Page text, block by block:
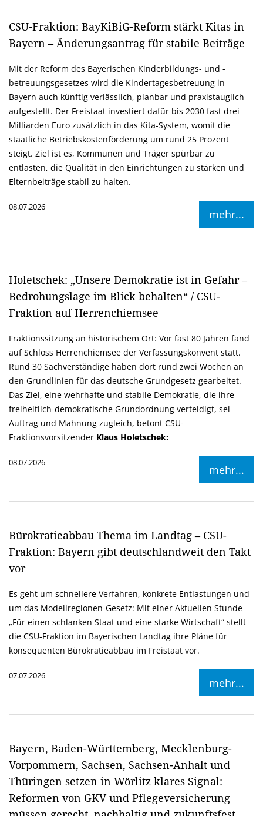
CSU-Fraktion: BayKiBiG-Reform stärkt Kitas in
Bayern – Änderungsantrag für stabile Beiträge
Mit der Reform des Bayerischen Kinderbildungs- und -
betreuungsgesetzes wird die Kindertagesbetreuung in
Bayern auch künftig verlässlich, planbar und praxistauglich
aufgestellt. Der Freistaat investiert dafür bis 2030 fast drei
Milliarden Euro zusätzlich in das Kita-System, womit die
staatliche Betriebskostenförderung um rund 25 Prozent
steigt. Ziel ist es, Kommunen und Träger spürbar zu
entlasten, die Qualität in den Einrichtungen zu stärken und
Elternbeiträge stabil zu halten.
08.07.2026
mehr...
Holetschek: „Unsere Demokratie ist in Gefahr –
Bedrohungslage im Blick behalten“ / CSU-
Fraktion auf Herrenchiemsee
Fraktionssitzung an historischem Ort: Vor fast 80 Jahren fand
auf Schloss Herrenchiemsee der Verfassungskonvent statt.
Rund 30 Sachverständige haben dort rund zwei Wochen an
den Grundlinien für das deutsche Grundgesetz gearbeitet.
Das Ziel, eine wehrhafte und stabile Demokratie, die ihre
freiheitlich-demokratische Grundordnung verteidigt, sei
Auftrag und Mahnung zugleich, betont CSU-
Fraktionsvorsitzender Klaus Holetschek:
08.07.2026
mehr...
Bürokratieabbau Thema im Landtag – CSU-
Fraktion: Bayern gibt deutschlandweit den Takt
vor
Es geht um schnellere Verfahren, konkrete Entlastungen und
um das Modellregionen-Gesetz: Mit einer Aktuellen Stunde
Für einen schlanken Staat und eine starke Wirtschaft“ stellt
die CSU-Fraktion im Bayerischen Landtag ihre Pläne für
konsequenten Bürokratieabbau im Freistaat vor.
07.07.2026
mehr...
Bayern, Baden-Württemberg, Mecklenburg-
Vorpommern, Sachsen, Sachsen-Anhalt und
Thüringen setzen in Wörlitz klares Signal:
Reformen von GKV und Pflegeversicherung